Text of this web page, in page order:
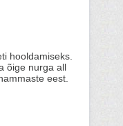
hooldamiseks.
õige nurga all
eest.